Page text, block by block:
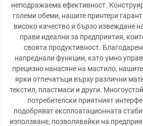
неподражаема ефективност.
големи обеми, нашите принтери
високо качество и бързо извеждане
прави идеални за предприятия,
своята продуктивност.
напреднали функции, като умно
прецизно нанасяне на мастило,
ярки отпечатъци върху различни
текстил, пластмаси и други.
потребителски приятният
подобряват експлоатационната
използване, позволявайки на